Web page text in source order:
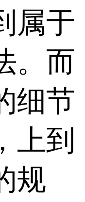
属于
。而
细节
上到
规